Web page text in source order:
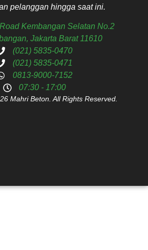
pelanggan hingga saat ini.
Kembangan Selatan No.2
Jakarta Barat 11610
(021) 5835-0470
(021) 5835-0471
0813-9000-7152
07:30 - 17:00
Mahri Beton. All Rights Reserved.